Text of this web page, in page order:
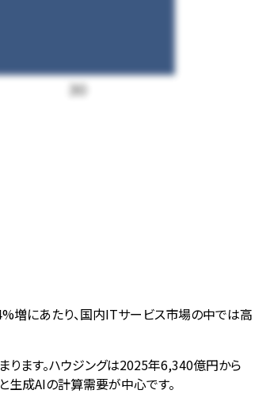
30
増にあたり、国内ITサービス市場の中では高
ます。ハウジングは2025年6,340億円から
生成AIの計算需要が中心です。